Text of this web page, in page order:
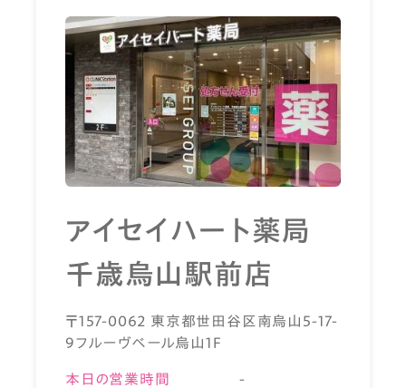
アイセイハート薬局
千歳烏山駅前店
〒157-0062 東京都世田谷区南烏山5-17-
9フルーヴベール烏山1F
本日の営業時間 -